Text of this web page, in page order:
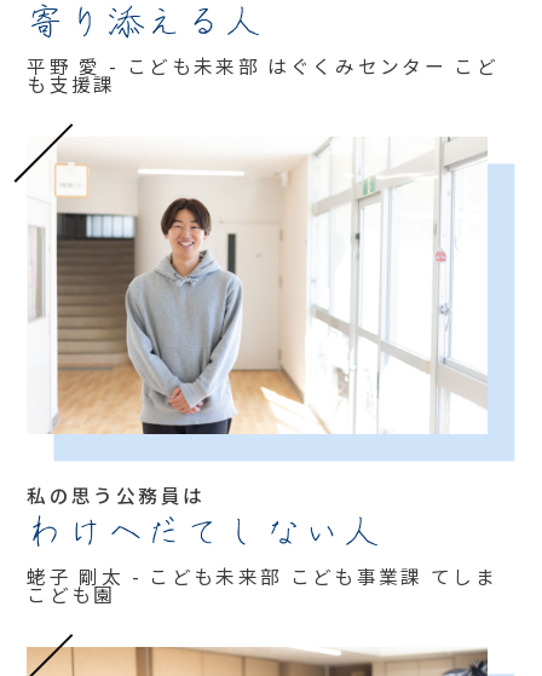
寄り添える人
平野 愛 - こども未来部 はぐくみセンター こど
も支援課
私の思う公務員は
わけへだてしない人
蛯子 剛太 - こども未来部 こども事業課 てしま
こども園